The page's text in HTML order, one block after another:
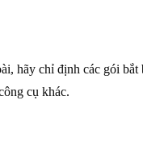
hãy chỉ định các gói
cụ khác.